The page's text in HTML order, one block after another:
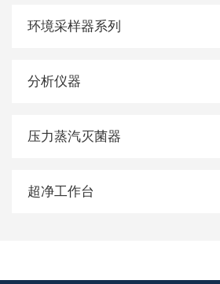
环境采样器系列
分析仪器
压力蒸汽灭菌器
超净工作台